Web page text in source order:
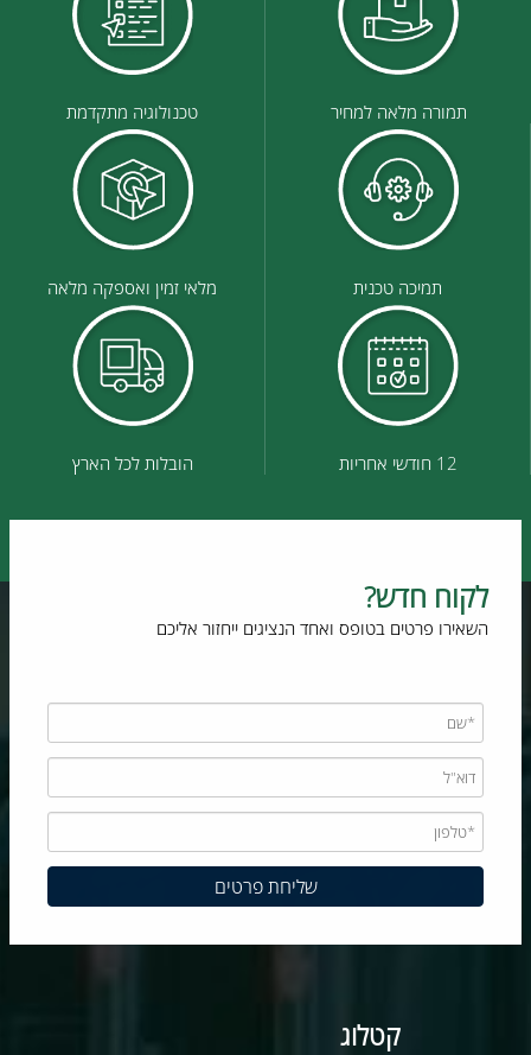
תמורה מלאה למחיר טכנולוגיה מתקדמת
תמיכה טכנית מלאי זמין ואספקה מלאה
12 חודשי אחריות הובלות לכל הארץ
לקוח חדש?
השאירו פרטים בטופס ואחד הנציגים ייחזור אליכם
קטלוג